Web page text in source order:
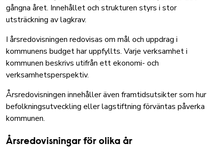
gångna året. Innehållet och strukturen styrs i stor
utsträckning av lagkrav.
I årsredovisningen redovisas om mål och uppdrag i
kommunens budget har uppfyllts. Varje verksamhet i
kommunen beskrivs utifrån ett ekonomi- och
verksamhetsperspektiv.
Årsredovisningen innehåller även framtidsutsikter som hur
befolkningsutveckling eller lagstiftning förväntas påverka
kommunen.
Årsredovisningar för olika år